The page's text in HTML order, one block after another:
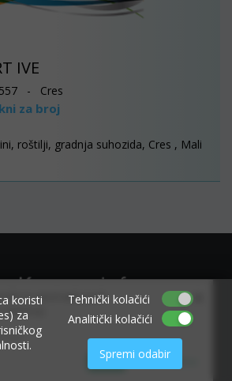
to send web push
Don't allow
Allow
×
IVE
- Cres
za broj
roštilji, gradnja suhozida, Cres , Mali
koristi
za
Tehnički kolačići
Analitički kolačići
Spremi odabir